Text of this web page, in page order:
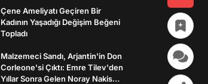
Çene Ameliyatı Geçiren Bir
Kadının Yaşadığı Değişim Beğeni
Topladı
Malzemeci Sandı, Arjantin'in Don
Corleone'si Çıktı: Emre Tilev'den
Yıllar Sonra Gelen Noray Nakis